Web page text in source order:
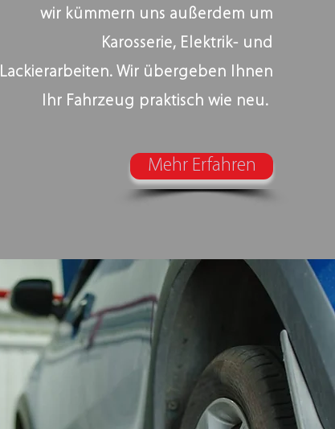
wir kümmern uns außerdem um
Karosserie, Elektrik- und
Lackierarbeiten. Wir übergeben Ihnen
Ihr Fahrzeug praktisch wie neu.
Mehr Erfahren